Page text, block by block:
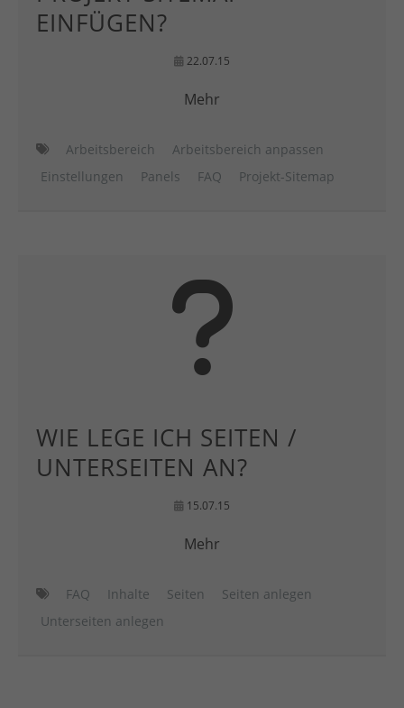
EINFÜGEN?
22.07.15
Mehr
Arbeitsbereich
Arbeitsbereich anpassen
Einstellungen
Panels FAQ Projekt-Sitemap
WIE LEGE ICH SEITEN /
UNTERSEITEN AN?
15.07.15
Mehr
FAQ Inhalte Seiten
Seiten anlegen
Unterseiten anlegen